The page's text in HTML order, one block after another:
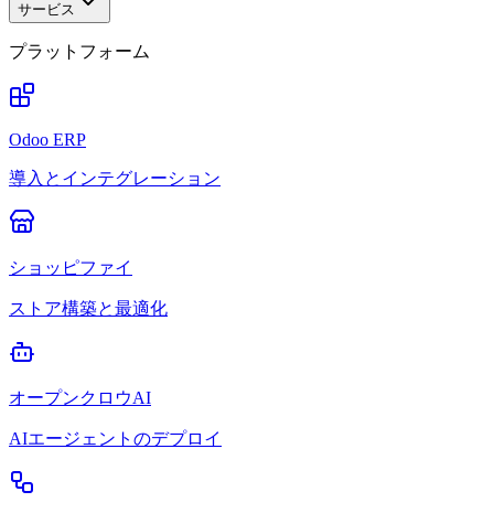
サービス
プラットフォーム
Odoo ERP
導入とインテグレーション
ショッピファイ
ストア構築と最適化
オープンクロウAI
AIエージェントのデプロイ